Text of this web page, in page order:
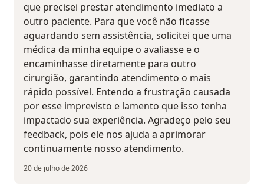
que precisei prestar atendimento imediato a
outro paciente. Para que você não ficasse
aguardando sem assistência, solicitei que uma
médica da minha equipe o avaliasse e o
encaminhasse diretamente para outro
cirurgião, garantindo atendimento o mais
rápido possível. Entendo a frustração causada
por esse imprevisto e lamento que isso tenha
impactado sua experiência. Agradeço pelo seu
feedback, pois ele nos ajuda a aprimorar
continuamente nosso atendimento.
20 de julho de 2026